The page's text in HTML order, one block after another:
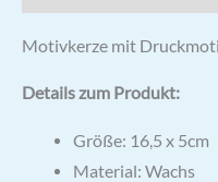
Motivkerze mit
Details zum Produkt:
Größe: 16,5 x 5cm
Material: Wachs